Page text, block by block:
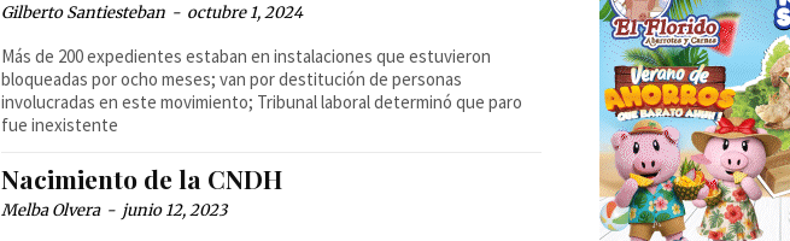
Gilberto Santiesteban - octubre 1, 2024
Más de 200 expedientes estaban en instalaciones que estuvieron
bloqueadas por ocho meses; van por destitución de personas
involucradas en este movimiento; Tribunal laboral determinó que paro
fue inexistente
Nacimiento de la CNDH
Melba Olvera - junio 12, 2023